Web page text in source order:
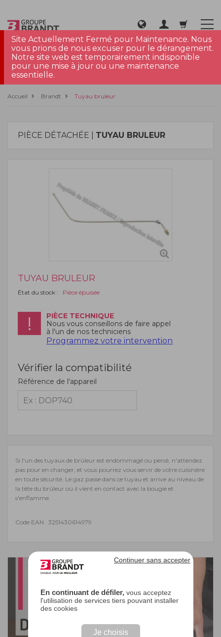
En continuant de défiler,vous acceptez
l'utilisation de services tiers pouvant installer
des cookies
Je choisis
Continuer sans accepter
Site Actuellement Fermé pour Maintenance. Nous
vous prions de nous excuser pour le dérangement.
Notre site web est temporairement indisponible
pour une mise à jour ou une maintenance
essentielle.
Accueil Brandt Tuyau bruleur
PIÈCE DÉTACHÉE | TUYAU BRULEUR
TUYAU BRULEUR
État du stock : Pièce épuisée
PIÈCE TECHNIQUE
Nous vous conseillons de faire appel
à l'un de nos techniciens
Programmez votre intervention
Vérifier la compatibilité
Référence de l'appareil
Si l'un des tuyaux de brûleur est endommagé ou percé, n'attendez
pas pour en changer, et vous pourrez vous servir de votre cuisinière
en toute sécurité. Le gaz passe dans ce tuyau et arrive au niveau de
la tête du brûleur où il vient en contact avec la bougie et
s'enflamme.
Code EAN : 3251430614979